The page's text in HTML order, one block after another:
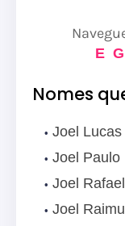
E G
Nomes
Joel Lucas
Joel Paulo
Joel Rafael
Joel